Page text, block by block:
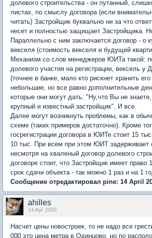
долевого строительства - он путанный,
листах, по смыслу договора (если
читать) Застройщик буквально ни за что
несет и полностью защищает Застройщика.
Параллельно с ним заключается договор - о
векселя (стоимость векселя и будущей
Механизм со слов менеджеров ЮИТа такой:
долевого участия на регистрации, вексель у
(точнее в банке, мало кто рискнет хранить
небольшие, но все равно дополнительные
которые они могут дать: "Ну,что Вы не
крупный и известный застройщик". И все.
Далее могут возникнуть проблемы, как в
схеме (таких примеров достаточно). Кроме
госрегистрации договора в ЮИТе стоит 15
10 тыс. При всем при этом ЮИТ задерживает
несмотря на хваленый договор долевого
договоре стоит, что Застройщик имеет право
срок сдачи объекта - так можно 1 раз и на 1
Сообщение отредактировал pine: 14 April
ahilles
14 Apr 2008
Насчет цены новостроек, то не надо все
000 это цена метра в Одинцово, но по